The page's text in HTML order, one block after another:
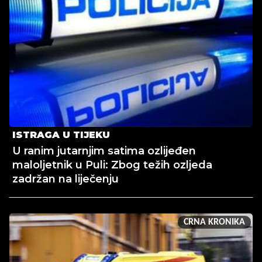
ISTRAGA U TIJEKU
U ranim jutarnjim satima ozlijeđen
maloljetnik u Puli: Zbog težih ozljeda
zadržan na liječenju
CRNA KRONIKA